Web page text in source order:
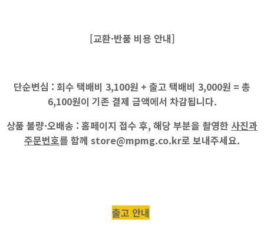
[교환·반품 비용 안내]
단순변심 : 회수 택배비 3,100원 + 출고 택배비 3,000원 = 총
6,100원이 기존 결제 금액에서 차감됩니다.
상품 불량·오배송 : 홈페이지 접수 후, 해당 부분을 촬영한 사진과
주문번호를 함께 store@mpmg.co.kr로 보내주세요.
출고 안내